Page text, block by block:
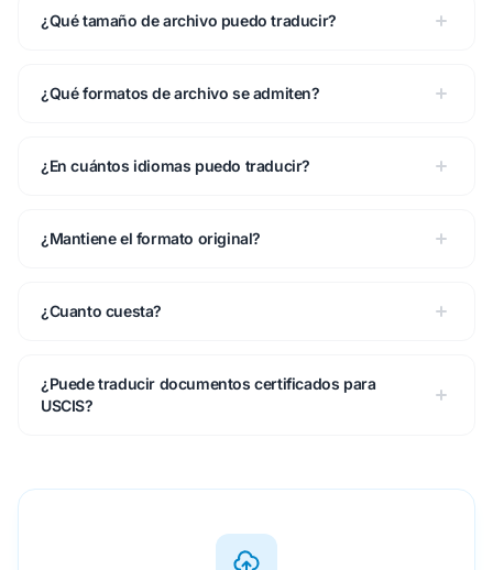
¿Qué tamaño de archivo puedo traducir?
¿Qué formatos de archivo se admiten?
¿En cuántos idiomas puedo traducir?
¿Mantiene el formato original?
¿Cuanto cuesta?
¿Puede traducir documentos certificados para
USCIS?